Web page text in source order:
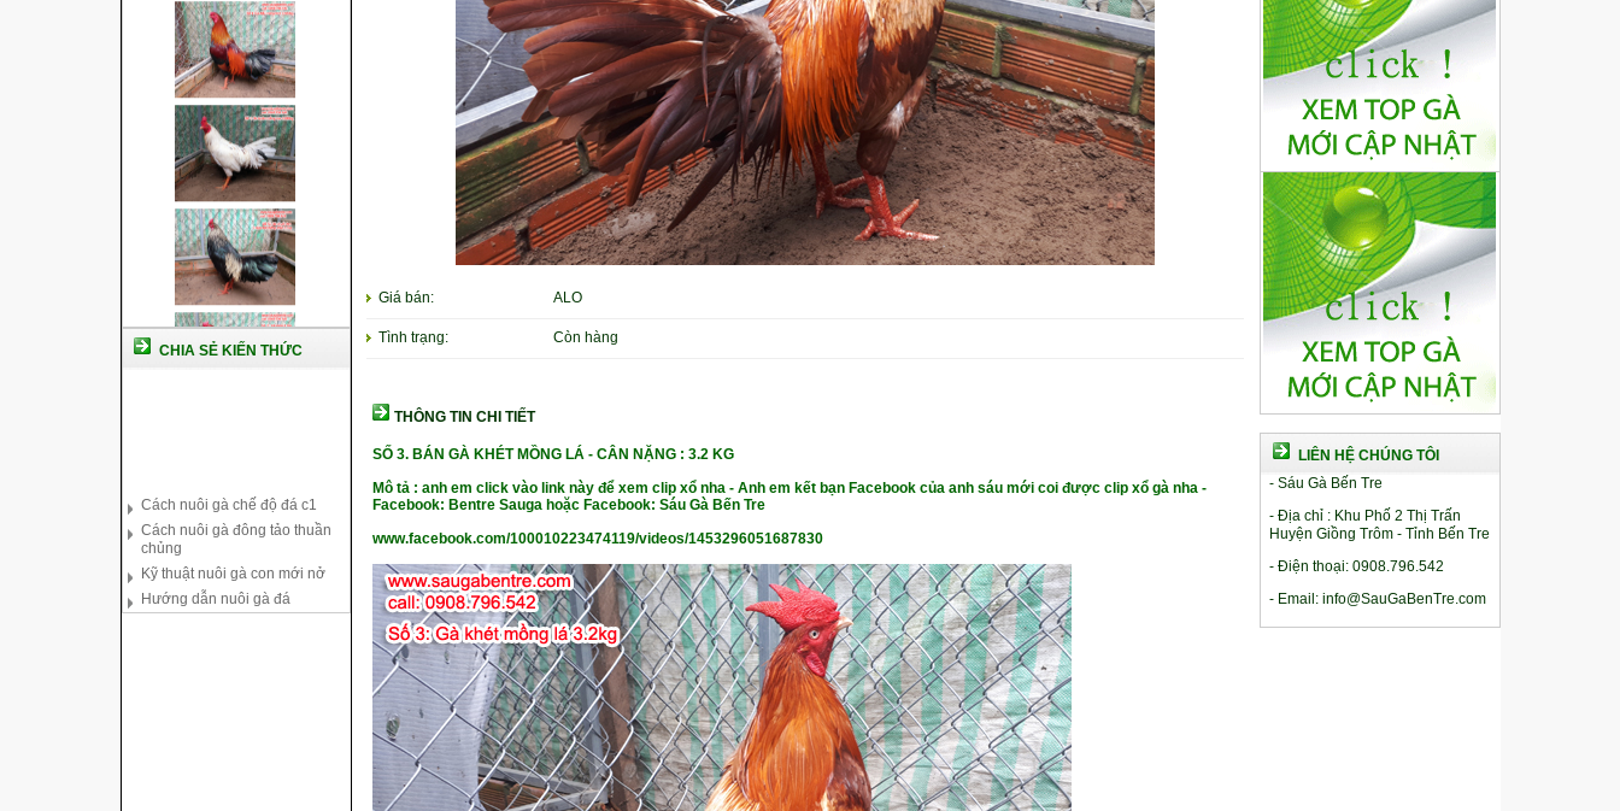
CHIA SẺ KIẾN THỨC
chủng
Kỹ thuật nuôi gà con mới nở
Hướng dẫn nuôi gà đá
Tại sao bạn cần biết cách nuôi
gà chọi ?
Cách điều trị bệnh sổ mũi cho
Giá bán: ALO
Tình trạng: Còn hàng
THÔNG TIN CHI TIẾT
SỐ 3. BÁN GÀ KHÉT MỒNG LÁ - CÂN NẶNG : 3.2 KG
Mô tả : anh em click vào link này để xem clip xổ nha - Anh em kết bạn Facebook của anh sáu mới coi được clip xổ gà nha -
Facebook: Bentre Sauga hoặc Facebook: Sáu Gà Bến Tre
www.facebook.com/100010223474119/videos/1453296051687830
LIÊN HỆ CHÚNG TÔI
- Sáu Gà Bến Tre
- Địa chỉ : Khu Phố 2 Thị Trấn
Huyện Giồng Trôm - Tỉnh Bến Tre
- Điện thoại: 0908.796.542
- Email: info@SauGaBenTre.com